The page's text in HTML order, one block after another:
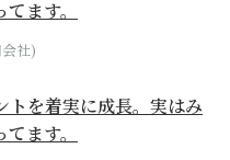
ます。
社)
トを着実に成長。実はみ
ます。